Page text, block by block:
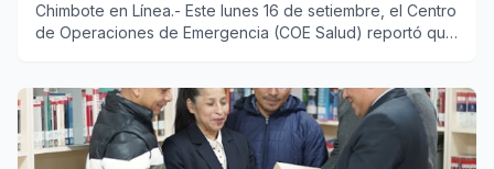
Chimbote en Línea.- Este lunes 16 de setiembre, el Centro
de Operaciones de Emergencia (COE Salud) reportó que